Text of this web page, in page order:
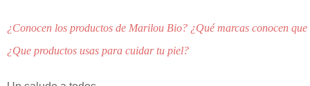
¿Conocen los productos de Marilou Bio? ¿Qué marcas conocen
¿Que productos usas para cuidar tu piel?